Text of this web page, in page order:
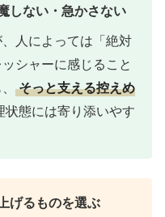
しない・急かさない
人によっては「絶対
シャーに感じること
そっと支える控えめ
態には寄り添いやす
げるものを選ぶ